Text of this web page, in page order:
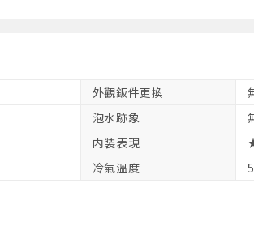
外觀鈑件更換
泡水跡象
内装表現
冷氣溫度